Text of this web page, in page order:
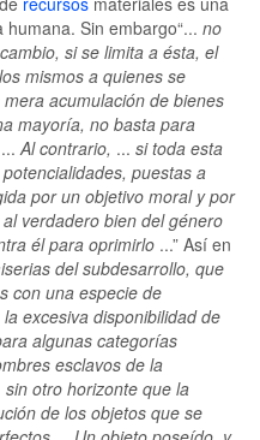
Sin embargo“... no
si se limita a ésta, el
mismos a quienes se
mera acumulación de bienes
mayoría, no basta para
...Al contrario, ... si toda esta
potencialidades, puestas a
por un objetivo moral y por
verdadero bien del género
él para oprimirlo ...” Así en
del subdesarrollo, que
con una especie de
excesiva disponibilidad de
algunas categorías
esclavos de la
otro horizonte que la
de los objetos que se